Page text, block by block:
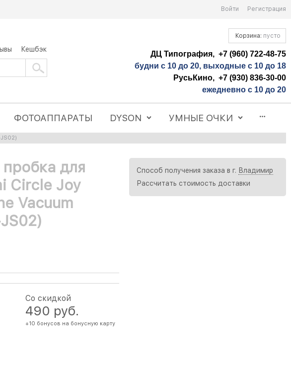
Войти Регистрация
Кешбэк
Корзина: пусто
ДЦ Типография, +7 (960) 722-48-75
будни с 10 до 20, выходные с 10 до 18
РусьКино, +7 (930) 836-30-00
ежедневно с 10 до 20
ФОТОАППАРАТЫ DYSON УМНЫЕ ОЧКИ
для
Circle Joy
Vacuum
490 руб.
+10 бонусов на бонусную карту
Со скидкой
Способ получения заказа в г. Владимир
Рассчитать стоимость доставки